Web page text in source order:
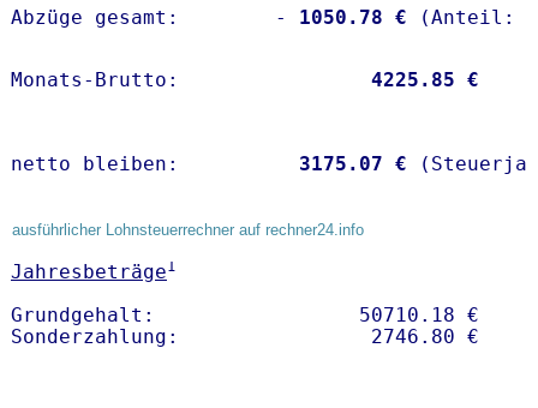
Abzüge gesamt:        -
1050.78 €
Monats-Brutto: 4225.85 €
netto bleiben: 3175.07 €
ausführlicher Lohnsteuerrechner auf rechner24.info
Jahresbeträge1
Grundgehalt:                 50710.18 €